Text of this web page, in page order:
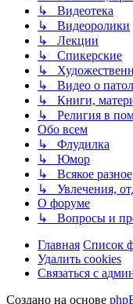
↳ Видеотека
↳ Видеоролики
↳ Лекции
↳ Спикерские
↳
↳ Видео о
↳ Книги,
↳ Религия в
Обо всем
↳ Флудилка
↳ Юмор
↳ Всякое
↳ Увлечения,
О форуме
↳ Вопросы и
Главная Список
Удалить cookies
Связаться
Связаться с адми
Создано на основе